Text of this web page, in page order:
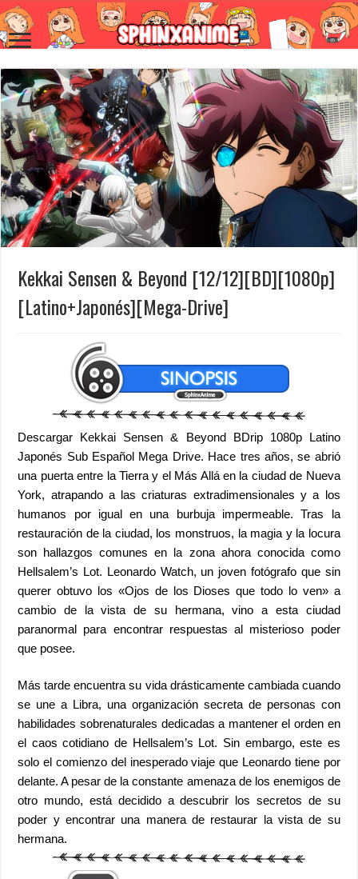
Kekkai Sensen & Beyond [12/12][BD][1080p]
[Latino+Japonés][Mega-Drive]
Descargar Kekkai Sensen & Beyond BDrip 1080p Latino
Japonés Sub Español Mega Drive. Hace tres años, se abrió
una puerta entre la Tierra y el Más Allá en la ciudad de Nueva
York, atrapando a las criaturas extradimensionales y a los
humanos por igual en una burbuja impermeable. Tras la
restauración de la ciudad, los monstruos, la magia y la locura
son hallazgos comunes en la zona ahora conocida como
Hellsalem’s Lot. Leonardo Watch, un joven fotógrafo que sin
querer obtuvo los «Ojos de los Dioses que todo lo ven» a
cambio de la vista de su hermana, vino a esta ciudad
paranormal para encontrar respuestas al misterioso poder
que posee.
Más tarde encuentra su vida drásticamente cambiada cuando
se une a Libra, una organización secreta de personas con
habilidades sobrenaturales dedicadas a mantener el orden en
el caos cotidiano de Hellsalem’s Lot. Sin embargo, este es
solo el comienzo del inesperado viaje que Leonardo tiene por
delante. A pesar de la constante amenaza de los enemigos de
otro mundo, está decidido a descubrir los secretos de su
poder y encontrar una manera de restaurar la vista de su
hermana.